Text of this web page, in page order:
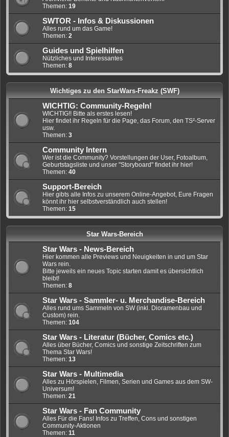
Themen: 19
SWTOR - Infos & Diskussionen
Alles rund um das Game!
Themen: 2
Guides und Spielhilfen
Nützliches und Interessantes
Themen: 8
Wichtiges zu den StarWars-Freakz (SWF)
WICHTIG: Community-Regeln!
WICHTIG!! Bitte als erstes lesen!
Hier findet ihr Regeln für die Page, das Forum, den TS²-Server
usw.
Themen: 3
Community Intern
Wer ist die Community? Vorstellungen der User, Fotoalbum,
Geburtstagsliste und unser "Storyboard" findet ihr hier!
Themen: 40
Support-Bereich
Hier gibts alle Infos zu unserem Online-Angebot, Eure Fragen
könnt ihr hier selbstverständlich auch stellen!
Themen: 15
Star Wars-Bereich
Star Wars - News-Bereich
Hier kommen alle Previews und Neuigkeiten in und um Star
Wars rein.
Bitte jeweils ein neues Topic starten damit es übersichtlich
bleibt!
Themen: 8
Star Wars - Sammler- u. Merchandise-Bereich
Alles rund ums Sammeln von SW (inkl. Dioramenbau und
Custom) rein.
Themen: 104
Star Wars - Literatur (Bücher, Comics etc.)
Alles über Bücher, Comics und sonstige Zeitschriften zum
Thema Star Wars!
Themen: 13
Star Wars - Multimedia
Alles zu Hörspielen, Filmen, Serien und Games aus dem SW-
Universum!
Themen: 21
Star Wars - Fan Community
Alles Für die Fans! Infos zu Treffen, Cons und sonstigen
Community-Aktionen
Themen: 11